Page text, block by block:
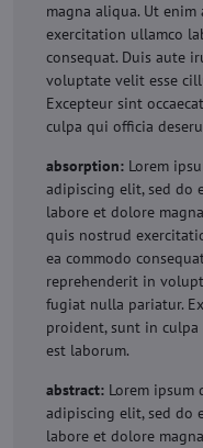
magna aliqua. Ut
exercitation ullamco
consequat. Duis aute
voluptate velit esse
Excepteur sint
culpa qui officia
absorption: Lorem
adipiscing elit, sed do
labore et dolore
quis nostrud
ea commodo
reprehenderit in
fugiat nulla pariatur.
proident, sunt in
est laborum.
abstract: Lorem ipsum
adipiscing elit, sed do
labore et dolore